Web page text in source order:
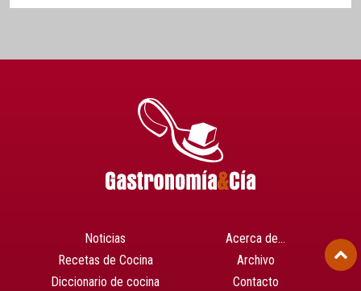
Noticias
Recetas de Cocina
Diccionario de cocina
Acerca de…
Archivo
Contacto